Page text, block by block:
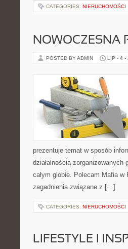
CATEGORIES: NIERUCHOMOŚCI
NOWOCZESNA
POSTED BY ADMIN LIP - 4 -
prezentuje temat w sposób
działalnością
całym globie. Polecam Mafia
zagadnienia związane z […]
CATEGORIES: NIERUCHOMOŚCI
LIFESTYLE I